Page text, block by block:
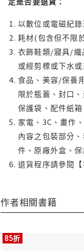
以數位或電磁紀
耗材(包含但不限
衣飾鞋類/寢具/織
或經剪標或下水
食品、美容/保養
限於瓶蓋、封口
保護袋、配件紙
家電、3C、畫作
內容之包裝部分
件、原廠外盒、
退貨程序請參閱
作者相關書籍
85折